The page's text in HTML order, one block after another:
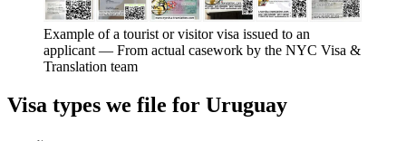
Example of a tourist or visitor visa issued to an
applicant — From actual casework by the NYC Visa &
Translation team
Visa types we file for Uruguay